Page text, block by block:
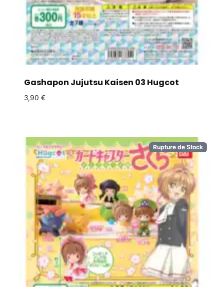
Gashapon Jujutsu Kaisen 03 Hugcot
3,90 €
Rupture de Stock